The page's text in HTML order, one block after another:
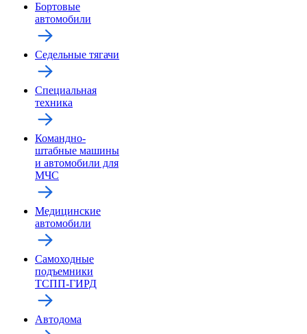
Бортовые
автомобили
Седельные тягачи
Специальная
техника
Командно-
штабные машины
и автомобили для
МЧС
Медицинские
автомобили
Самоходные
подъемники
ТСПП-ГИРД
Автодома